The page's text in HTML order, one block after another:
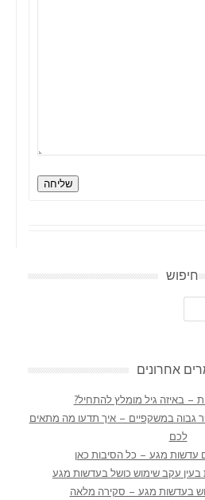
שליחה
חיפוש
אחרונים
– באיזה גיל מומלץ להתחיל?
גבוה במשקפיים – איך תדעו מה מתאים
לכם
עדשות מגע – כל הסיבות כאן
בעין עקב שימוש כושל בעדשות מגע
בעדשות מגע – סקירה מלאה